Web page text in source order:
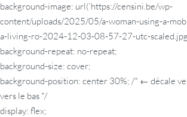
background-image: url(‘https://censini.be/wp-
content/uploads/2025/05/a-woman-using-a-
a-living-ro-2024-12-03-08-57-27-utc-
background-repeat: no-repeat;
background-size: cover;
background-position: center 30%; /* ← décale
vers le bas */
display: flex;